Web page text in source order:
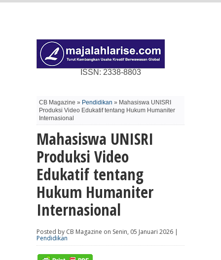
ISSN: 2338-8803
CB Magazine » Pendidikan » Mahasiswa UNISRI
Produksi Video Edukatif tentang Hukum Humaniter
Internasional
Mahasiswa UNISRI
Produksi Video
Edukatif tentang
Hukum Humaniter
Internasional
Posted by CB Magazine on Senin, 05 Januari 2026 |
Pendidikan